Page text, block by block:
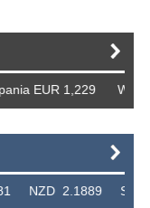
1,229 WB
2.1889 SGD